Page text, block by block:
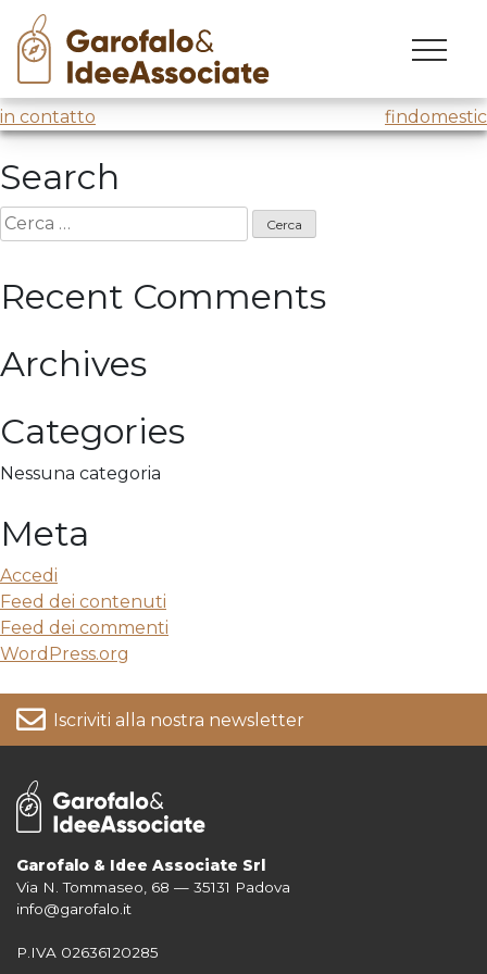
Skip
content
Tomas
“Tomas e noi”@Trento Film Festival
Navigazione
articoli
in contatto findomestic
Search
Ricerca
per:
Recent Comments
Archives
Categories
Nessuna categoria
Meta
Accedi
Feed dei contenuti
Feed dei commenti
WordPress.org
Iscriviti alla nostra newsletter
Per informazioni su come vengono trattati i tuoi dati consulta la nostra
Privacy Policy
Garofalo & Idee Associate Srl
Via N. Tommaseo, 68 — 35131 Padova
info@garofalo.it
P.IVA 02636120285